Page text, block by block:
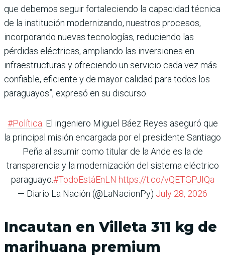
que debemos seguir fortaleciendo la capacidad técnica
de la institución modernizando, nuestros procesos,
incorporando nuevas tecnologías, reduciendo las
pérdidas eléctricas, ampliando las inversiones en
infraestructuras y ofreciendo un servicio cada vez más
confiable, eficiente y de mayor calidad para todos los
paraguayos”, expresó en su discurso.
#Política . El ingeniero Miguel Báez Reyes aseguró que
la principal misión encargada por el presidente Santiago
Peña al asumir como titular de la Ande es la de
transparencia y la modernización del sistema eléctrico
paraguayo.#TodoEstáEnLN https://t.co/vQETGPJIQa
— Diario La Nación (@LaNacionPy) July 28, 2026
Incautan en Villeta 311 kg de
marihuana premium